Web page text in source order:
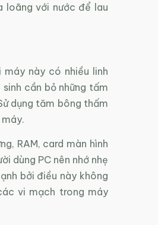
loãng với nước để lau
này có nhiều linh
cần bỏ những tấm
dụng tăm bông thấm
RAM, card màn hình
dùng PC nên nhớ nhẹ
bởi điều này không
vi mạch trong máy